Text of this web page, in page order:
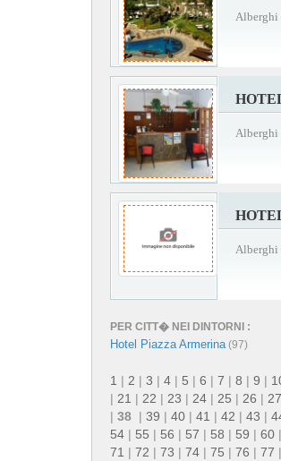
Alberghi
Alberghi
Alberghi
PER CITT� NEI DINTORNI :
Hotel Piazza Armerina(97)
1 | 2 | 3 | 4 | 5 | 6 | 7 | 8 | 9 |
| 21 | 22 | 23 | 24 | 25 | 26 | 27
| 38 | 39 | 40 | 41 | 42 | 43 |
54 | 55 | 56 | 57 | 58 | 59 | 60 |
71 | 72 | 73 | 74 | 75 | 76 | 77 |